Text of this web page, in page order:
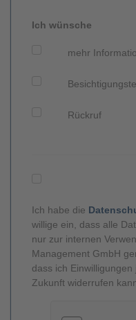
Ich wünsche
mehr
Rückruf
Ich habe die
willige ein, dass alle
nur zur internen
Management GmbH
dass ich
Zukunft widerrufen